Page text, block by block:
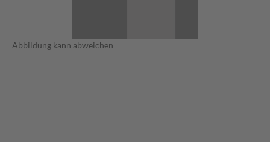
Abbildung kann abweichen